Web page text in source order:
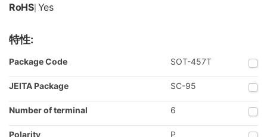
RoHS| Yes
特性:
Package Code SOT-457T
JEITA Package SC-95
Number of terminal 6
Polarity P